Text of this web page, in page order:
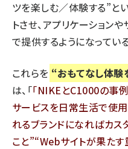
ツを楽しむ／体験する”と
トさせ、アプリケーション
で提供するようになっている
これらを “おもてなし体験
は、「 NIKEとC1000の事
サービスを日常生活で使
れるブランドになればカス
こと”“Webサイトが果た